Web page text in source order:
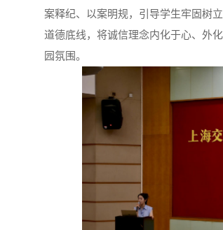
案释纪、以案明规，引导学生牢固树
道德底线，将诚信理念内化于心、外
园氛围。